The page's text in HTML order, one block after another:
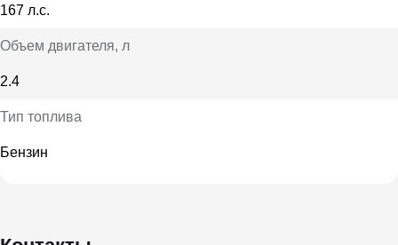
167 л.с.
Объем двигателя, л
2.4
Тип топлива
Бензин